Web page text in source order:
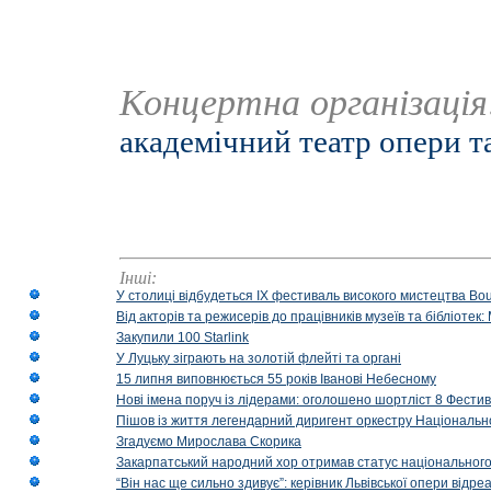
Концертна
академічний театр опери
Інші:
У столиці відбудеться IX фестиваль високого мистецтва
Від акторів та режисерів до працівників музеїв та
Закупили 100 Starlink
У Луцьку зіграють на золотій флейті та органі
15 липня виповнюється 55 років Іванові Небесному
Нові імена поруч із лідерами: оголошено шортліст 8
Пішов із життя легендарний диригент оркестру
Згадуємо Мирослава Скорика
Закарпатський народний хор отримав статус національного
“Він нас ще сильно здивує”: керівник Львівської опери